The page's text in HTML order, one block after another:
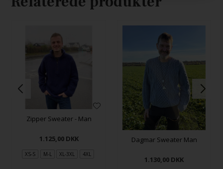
Zipper Sweater - Man
1.125,00 DKK
XS-S M-L XL-3XL 4XL
Dagmar Sweater Man
1.130,00 DKK